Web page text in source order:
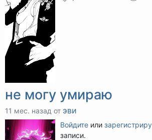
не могу умираю
11 мес. назад от эви
Войдите или
записи.